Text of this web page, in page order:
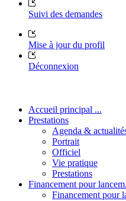
Suivi des demandes
Mise à jour du profil
Déconnexion
Accueil principal ...
Prestations
Agenda &
Portrait
Officiel
Vie pratique
Prestations
Financement pour
Financement pour